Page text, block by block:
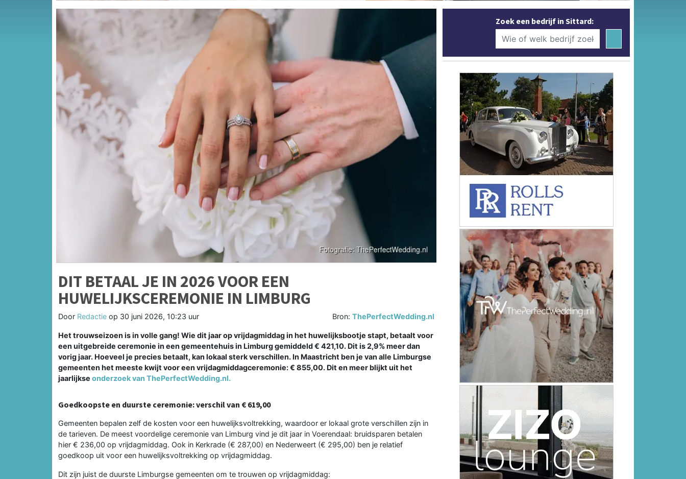
DIT BETAAL JE IN 2026 VOOR EEN
HUWELIJKSCEREMONIE IN LIMBURG
Door Redactie op 30 juni 2026, 10:23 uur Bron:ThePerfectWedding.nl
Het trouwseizoen is in volle gang! Wie dit jaar op vrijdagmiddag in het huwelijksbootje stapt, betaalt voor
een uitgebreide ceremonie in een gemeentehuis in Limburg gemiddeld € 421,10. Dit is 2,9% meer dan
vorig jaar. Hoeveel je precies betaalt, kan lokaal sterk verschillen. In Maastricht ben je van alle Limburgse
gemeenten het meeste kwijt voor een vrijdagmiddagceremonie: € 855,00. Dit en meer blijkt uit het
jaarlijkse onderzoek van ThePerfectWedding.nl.
Goedkoopste en duurste ceremonie: verschil van € 619,00
Gemeenten bepalen zelf de kosten voor een huwelijksvoltrekking, waardoor er lokaal grote verschillen zijn in
de tarieven. De meest voordelige ceremonie van Limburg vind je dit jaar in Voerendaal: bruidsparen betalen
hier € 236,00 op vrijdagmiddag. Ook in Kerkrade (€ 287,00) en Nederweert (€ 295,00) ben je relatief
goedkoop uit voor een huwelijksvoltrekking op vrijdagmiddag.
Dit zijn juist de duurste Limburgse gemeenten om te trouwen op vrijdagmiddag:
Zoek een bedrijf in Sittard: